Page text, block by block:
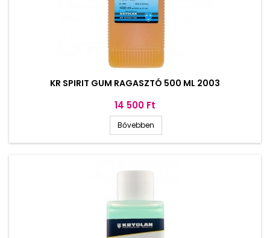
KR SPIRIT GUM RAGASZTÓ 500 ML 2003
Ár
14 500 Ft
Bővebben